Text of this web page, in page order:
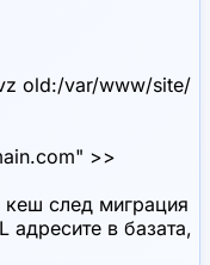
old:/var/www/site/
>>
кеш след миграция
адресите в базата,